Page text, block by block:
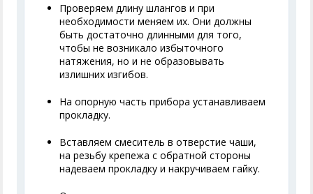
Проверяем длину шлангов и при
необходимости меняем их. Они должны
быть достаточно длинными для того,
чтобы не возникало избыточного
натяжения, но и не образовывать
излишних изгибов.
На опорную часть прибора устанавливаем
прокладку.
Вставляем смеситель в отверстие чаши,
на резьбу крепежа с обратной стороны
надеваем прокладку и накручиваем гайку.